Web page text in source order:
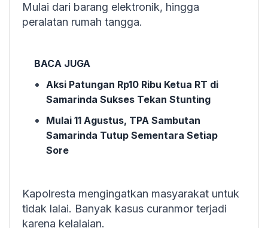
Mulai dari barang elektronik, hingga
peralatan rumah tangga.
BACA JUGA
Aksi Patungan Rp10 Ribu Ketua RT di
Samarinda Sukses Tekan Stunting
Mulai 11 Agustus, TPA Sambutan
Samarinda Tutup Sementara Setiap
Sore
Kapolresta mengingatkan masyarakat untuk
tidak lalai. Banyak kasus curanmor terjadi
karena kelalaian.